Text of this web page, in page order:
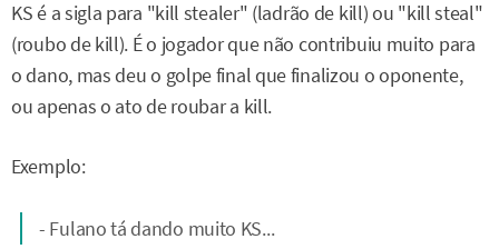
KS é a sigla para "kill stealer" (ladrão de kill) ou "kill steal"
(roubo de kill). É o jogador que não contribuiu muito para
o dano, mas deu o golpe final que finalizou o oponente,
ou apenas o ato de roubar a kill.
Exemplo:
- Fulano tá dando muito KS...